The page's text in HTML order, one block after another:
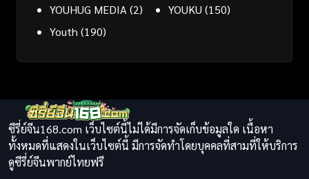
YOUHUG MEDIA (2) YOUKU (150)
Youth (190)
ซีรี่ย์จีน168.com เว็บไซต์นี้ไม่ได้มีการจัดเก็บข้อมูลใด เนื้อหา
ทั้งหมดที่แสดงในเว็บไซต์นี้ มีการจัดทำโดยบุคคลที่สามที่ให้บริการ
ดูซีรี่ย์จีนพากย์ไทยฟรี